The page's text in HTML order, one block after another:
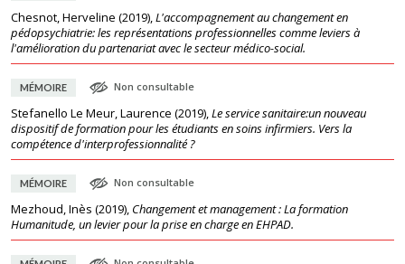
Chesnot, Herveline (2019),L'accompagnement au changement en
pédopsychiatrie: les représentations professionnelles comme leviers à
l'amélioration du partenariat avec le secteur médico-social.
MÉMOIRE Non consultable
Stefanello Le Meur, Laurence (2019),Le service sanitaire:un nouveau
dispositif de formation pour les étudiants en soins infirmiers. Vers la
compétence d'interprofessionnalité ?
MÉMOIRE Non consultable
Mezhoud, Inès (2019), Changement et management : La formation
Humanitude, un levier pour la prise en charge en EHPAD.